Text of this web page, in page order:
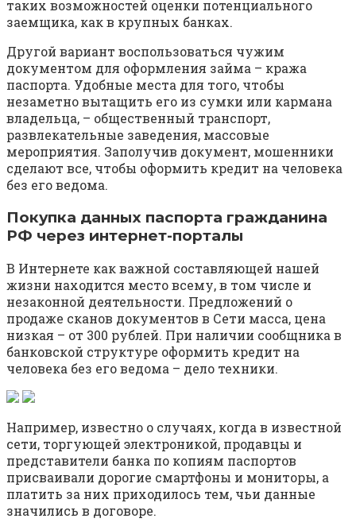
таких возможностей оценки потенциального
заемщика, как в крупных банках.
Другой вариант воспользоваться чужим
документом для оформления займа – кража
паспорта. Удобные места для того, чтобы
незаметно вытащить его из сумки или кармана
владельца, – общественный транспорт,
развлекательные заведения, массовые
мероприятия. Заполучив документ, мошенники
сделают все, чтобы оформить кредит на человека
без его ведома.
Покупка данных паспорта гражданина
РФ через интернет-порталы
В Интернете как важной составляющей нашей
жизни находится место всему, в том числе и
незаконной деятельности. Предложений о
продаже сканов документов в Сети масса, цена
низкая – от 300 рублей. При наличии сообщника в
банковской структуре оформить кредит на
человека без его ведома – дело техники.
Например, известно о случаях, когда в известной
сети, торгующей электроникой, продавцы и
представители банка по копиям паспортов
присваивали дорогие смартфоны и мониторы, а
платить за них приходилось тем, чьи данные
значились в договоре.